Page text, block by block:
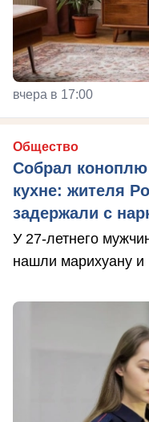
вчера в 17:00
Общество
Собрал коноплю
кухне: жителя
задержали с
У 27-летнего
нашли марихуану